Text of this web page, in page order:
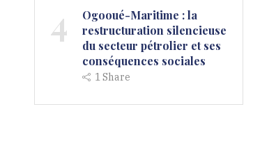
4
Ogooué-Maritime : la
restructuration silencieuse
du secteur pétrolier et ses
conséquences sociales
1Share